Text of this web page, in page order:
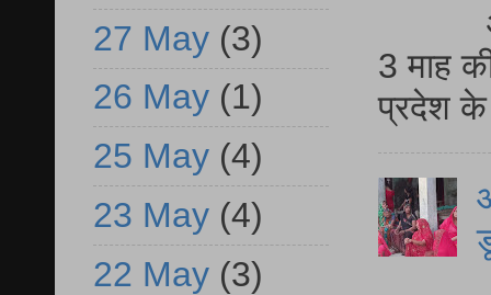
3 माह
प्रदेश
27 May (3)
26 May (1)
25 May (4)
23 May (4)
22 May (3)